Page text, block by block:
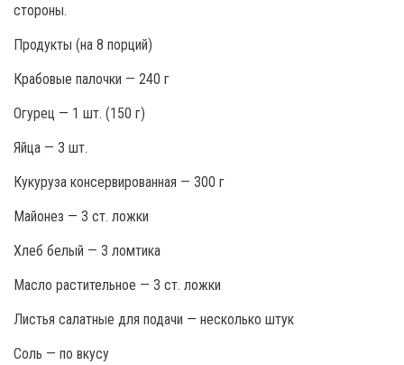
стороны.
Продукты (на 8 порций)
Крабовые палочки — 240 г
Огурец — 1 шт. (150 г)
Яйца — 3 шт.
Кукуруза консервированная — 300 г
Майонез — 3 ст. ложки
Хлеб белый — 3 ломтика
Масло растительное — 3 ст. ложки
Листья салатные для подачи — несколько штук
Соль — по вкусу